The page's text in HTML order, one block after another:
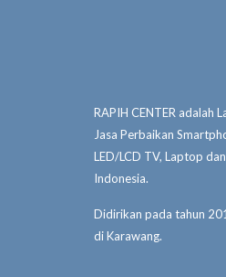
RAPIH CENTER adalah
Jasa Perbaikan
LED/LCD TV, Laptop
Indonesia.
Didirikan pada tahun
di Karawang.